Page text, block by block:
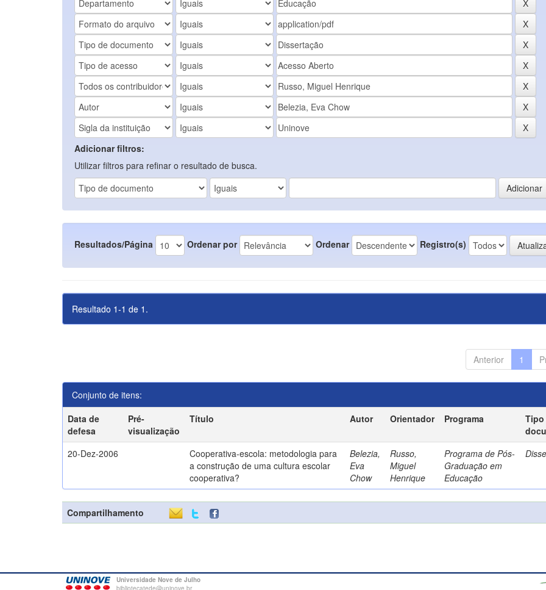
Adicionar filtros:
Utilizar filtros para refinar o resultado de busca.
Resultados/Página Ordenar por Ordenar Registro(s)
Resultado 1-1 de 1.
Anterior 1
Conjunto de itens:
Data de
defesa
Pré-
visualização
Título Autor Orientador Programa
Tipo
20-Dez-2006
Cooperativa-escola: metodologia para
a construção de uma cultura escolar
cooperativa?
Belezia,
Eva
Chow
Russo,
Miguel
Henrique
Programa de Pós-
Graduação em
Educação
Compartilhamento
Universidade Nove de Julho
bibliotecatede@uninove.br